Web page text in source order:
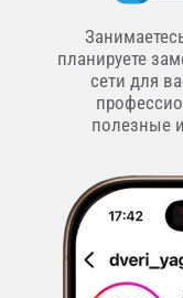
планируете
сети для
полезные